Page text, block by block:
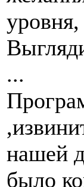
...
нашей
было